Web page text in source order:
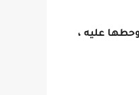
عليه ،